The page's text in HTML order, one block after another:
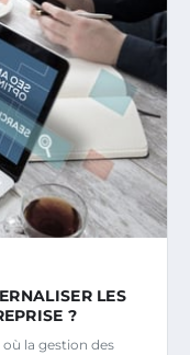
LES
?
la gestion des